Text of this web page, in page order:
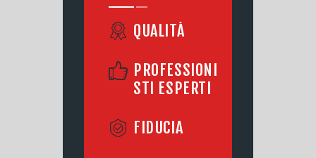
QUALITÀ
PROFESSIONI
STI ESPERTI
FIDUCIA